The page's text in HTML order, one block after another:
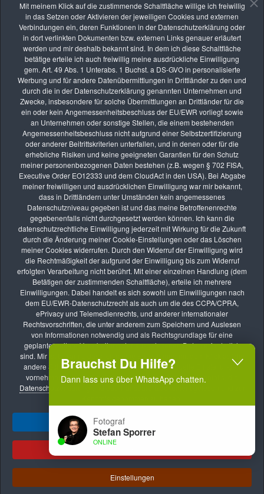
Mit meinem Klick auf die zustimmende Schaltfläche willige ich freiwillig
in das Setzen oder Aktivieren der jeweiligen Cookies und externen
Verbindungen ein, deren Funktionen in der Datenschutzerklärung oder
in dort verlinkten Dokumenten bzw. externen Links genauer erläutert
werden und mir deshalb bekannt sind. In dem ich diese Schaltfläche
betätige erteile ich auch freiwillig meine ausdrückliche Einwilligung
gem. Art. 49 Abs. 1 Unterabs. 1 Buchst. a DS-GVO in personalisierte
Werbung und für andere Datenübermittlungen in Drittländer zu den und
durch die in der Datenschutzerklärung genannten Unternehmen und
Zwecke, insbesondere für solche Übermittlungen an Drittländer für die
ein oder kein Angemessenheitsbeschluss der EU/EWR vorliegt sowie
an Unternehmen oder sonstige Stellen, die einem bestehenden
Angemessenheitsbeschluss nicht aufgrund einer Selbstzertifizierung
oder anderer Beitrittskriterien unterfallen, und in denen oder für die
erhebliche Risiken und keine geeigneten Garantien für den Schutz
meiner personenbezogenen Daten bestehen (z.B. wegen § 702 FISA,
Executive Order EO12333 und dem CloudAct in den USA). Bei Abgabe
meiner freiwilligen und ausdrücklichen Einwilligung war mir bekannt,
dass in Drittländern unter Umständen kein angemessenes
Datenschutzniveau gegeben ist und das meine Betroffenenrechte
gegebenenfalls nicht durchgesetzt werden können. Ich kann die
datenschutzrechtliche Einwilligung jederzeit mit Wirkung für die Zukunft
durch die Änderung meiner Cookie-Einstellungen oder das Löschen
meiner Cookies widerrufen. Durch den Widerruf der Einwilligung wird
die Rechtmäßigkeit der aufgrund der Einwilligung bis zum Widerruf
erfolgten Verarbeitung nicht berührt. Mit einer einzelnen Handlung (dem
Betätigen der zustimmenden Schaltfläche), erteile ich mehrere
Einwilligungen. Dabei handelt es sich sowohl um Einwilligungen nach
dem EU/EWR-Datenschutzrecht als auch um die des CCPA/CPRA,
ePrivacy und Telemedienrechts, und anderer internationaler
Rechtsvorschriften, die unter anderem zum Speichern und Auslesen
von Informationen notwendig und als Rechtsgrundlage für eine
geplante weitere Verarbeitung der ausgelesenen Daten erforderlich
sind. Mir ist bekannt, dass ich meine Einwilligung mit dem Klick auf die
andere Schaltfläche verweigern oder ggf. individuelle Einstellungen
vornehmen kann. Mit meiner Handlung bestätige ich ebenfalls, die
Datenschutzerklärung
Transparenzdokument
Ja, ich gebe mein Einverständnis!
Einstellungen
Zurück
Die nächsten Seminare
AUG.
08
Fotoexkursion: „Insektenschutz ist Umweltschutz“ –
Insektenfotografie im Mallertshofer Holz
vhs Kurse
AUG.
26
Online-Kurs: Lernen durch Bildbesprechung
vhs Kurse
SEP.
09
Online-Kurs: Lernen durch Bildbesprechung
vhs Kurse
Brauchst Du Hilfe, dann lass uns über WhatsApp
1
Brauchst Du Hilfe?
Dann lass uns über WhatsApp chatten.
Fotograf
Stefan Sporrer
ONLINE
Impressum Datenschutzerklärung
Transparenzdokument
Datenschutz AGB
Meldestelle nach dem HinSchG
.
Copyright © 2024 - 2026 by Stefan Sporrer